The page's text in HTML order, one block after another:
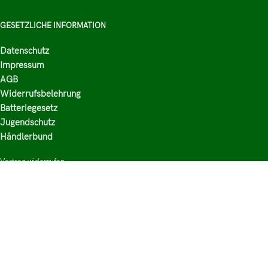
GESETZLICHE INFORMATION
Datenschutz
Impressum
AGB
Widerrufsbelehrung
Batteriegesetz
Jugendschutz
Händlerbund
Vertrag widerrufen